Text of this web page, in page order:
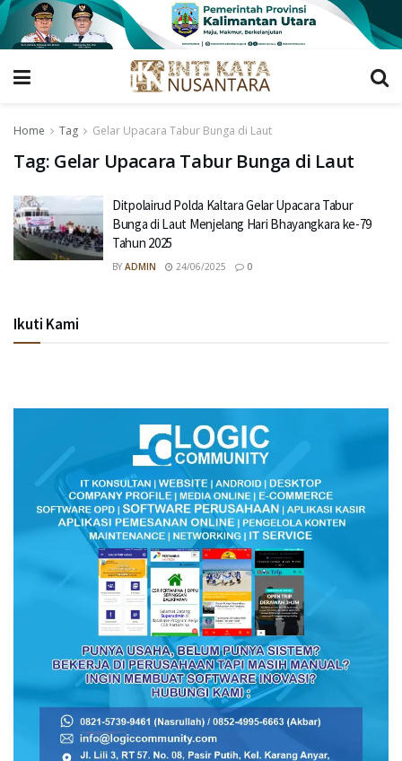
Home Tag Gelar Upacara Tabur Bunga di Laut
Tag: Gelar Upacara Tabur Bunga di Laut
Ditpolairud Polda Kaltara Gelar Upacara Tabur
Bunga di Laut Menjelang Hari Bhayangkara ke-79
Tahun 2025
BY ADMIN 24/06/2025 0
Ikuti Kami